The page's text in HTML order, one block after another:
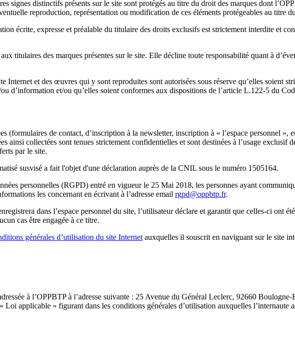
signes distinctifs présents sur le site sont protégés au titre du droit des marques dont
reproduction, représentation ou modification de ces éléments protégeables au titre
écrite, expresse et préalable du titulaire des droits exclusifs est strictement interdite et
titulaires des marques présentes sur le site. Elle décline toute responsabilité quant à
et des œuvres qui y sont reproduites sont autorisées sous réserve qu’elles soient
d’information et/ou qu’elles soient conformes aux dispositions de l’article L.122-5 du
(formulaires de contact, d’inscription à la newsletter, inscription à « l’espace personnel »,
ainsi collectées sont tenues strictement confidentielles et sont destinées à l’usage exclusif
par le site.
susvisé a fait l'objet d'une déclaration auprès de la CNIL sous le numéro 1505164.
personnelles (RGPD) entré en vigueur le 25 Mai 2018, les personnes ayant
les concernant en écrivant à l’adresse email rgpd@oppbtp.fr.
dans l’espace personnel du site, l’utilisateur déclare et garantit que celles-ci ont
cas être engagée à ce titre.
générales d’utilisation du site Internet auxquelles il souscrit en naviguant sur le site
à l’OPPBTP à l’adresse suivante : 25 Avenue du Général Leclerc, 92660
Loi applicable » figurant dans les conditions générales d’utilisation auxquelles l’internaute